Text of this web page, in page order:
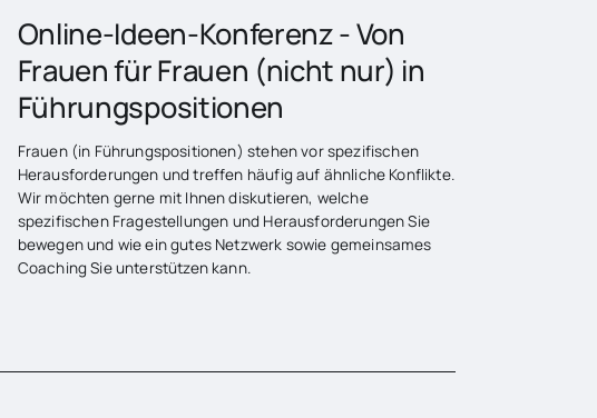
Online-Ideen-Konferenz - Von
Frauen für Frauen (nicht nur) in
Führungspositionen
Frauen (in Führungspositionen) stehen vor spezifischen
Herausforderungen und treffen häufig auf ähnliche Konflikte.
Wir möchten gerne mit Ihnen diskutieren, welche
spezifischen Fragestellungen und Herausforderungen Sie
bewegen und wie ein gutes Netzwerk sowie gemeinsames
Coaching Sie unterstützen kann.